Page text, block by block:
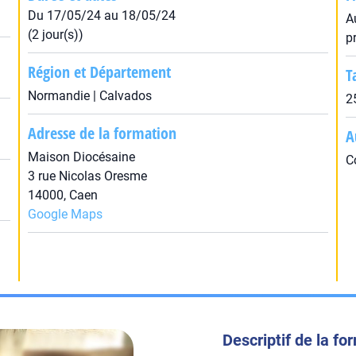
Du 17/05/24 au 18/05/24
(2 jour(s))
Région et Département
Normandie | Calvados
Adresse de la formation
Maison Diocésaine
3 rue Nicolas Oresme
14000, Caen
Google Maps
Descriptif de la